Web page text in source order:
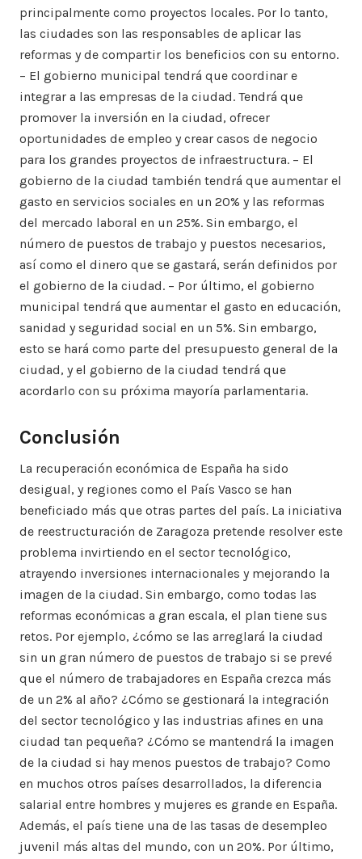
principalmente como proyectos locales. Por lo tanto,
las ciudades son las responsables de aplicar las
reformas y de compartir los beneficios con su entorno.
– El gobierno municipal tendrá que coordinar e
integrar a las empresas de la ciudad. Tendrá que
promover la inversión en la ciudad, ofrecer
oportunidades de empleo y crear casos de negocio
para los grandes proyectos de infraestructura. – El
gobierno de la ciudad también tendrá que aumentar el
gasto en servicios sociales en un 20% y las reformas
del mercado laboral en un 25%. Sin embargo, el
número de puestos de trabajo y puestos necesarios,
así como el dinero que se gastará, serán definidos por
el gobierno de la ciudad. – Por último, el gobierno
municipal tendrá que aumentar el gasto en educación,
sanidad y seguridad social en un 5%. Sin embargo,
esto se hará como parte del presupuesto general de la
ciudad, y el gobierno de la ciudad tendrá que
acordarlo con su próxima mayoría parlamentaria.
Conclusión
La recuperación económica de España ha sido
desigual, y regiones como el País Vasco se han
beneficiado más que otras partes del país. La iniciativa
de reestructuración de Zaragoza pretende resolver este
problema invirtiendo en el sector tecnológico,
atrayendo inversiones internacionales y mejorando la
imagen de la ciudad. Sin embargo, como todas las
reformas económicas a gran escala, el plan tiene sus
retos. Por ejemplo, ¿cómo se las arreglará la ciudad
sin un gran número de puestos de trabajo si se prevé
que el número de trabajadores en España crezca más
de un 2% al año? ¿Cómo se gestionará la integración
del sector tecnológico y las industrias afines en una
ciudad tan pequeña? ¿Cómo se mantendrá la imagen
de la ciudad si hay menos puestos de trabajo? Como
en muchos otros países desarrollados, la diferencia
salarial entre hombres y mujeres es grande en España.
Además, el país tiene una de las tasas de desempleo
juvenil más altas del mundo, con un 20%. Por último,